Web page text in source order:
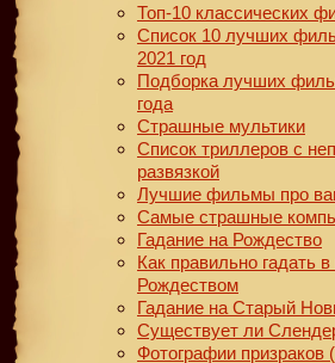
Топ-10 классических
Список 10 лучших
2021 год
Подборка лучших
года
Страшные мультики
Список триллеров с
развязкой
Лучшие фильмы про
Самые страшные
Гадание на Рождество
Как правильно гадать
Рождеством
Гадание на Старый
Существует ли
Фотографии призраков